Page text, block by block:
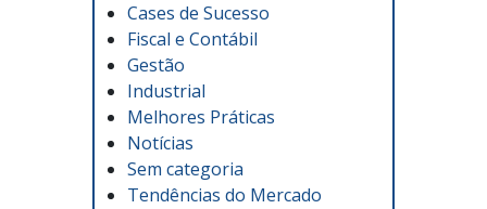
Cases de Sucesso
Fiscal e Contábil
Gestão
Industrial
Melhores Práticas
Notícias
Sem categoria
Tendências do Mercado